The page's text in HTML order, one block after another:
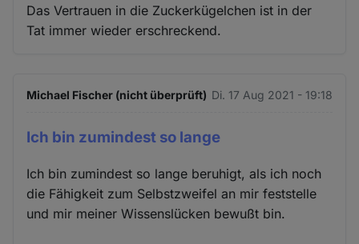
Das Vertrauen in die Zuckerkügelchen ist in der
Tat immer wieder erschreckend.
Michael Fischer (nicht überprüft) Di. 17 Aug 2021 - 19:18
Ich bin zumindest so lange
Ich bin zumindest so lange beruhigt, als ich noch
die Fähigkeit zum Selbstzweifel an mir feststelle
und mir meiner Wissenslücken bewußt bin.